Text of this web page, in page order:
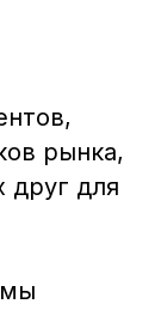
рынка,
друг для
мы